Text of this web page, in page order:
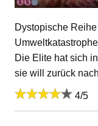
Dystopische
Die Elite hat sich
sie will zurück
4/5